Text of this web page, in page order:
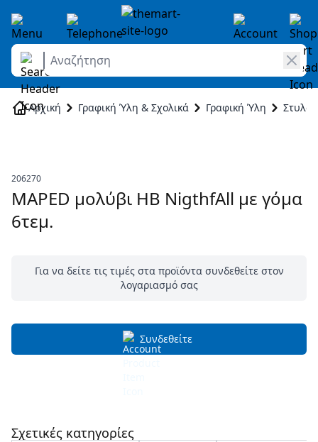
Skip to Content
Αναζήτηση
Αρχική Γραφική Ύλη & Σχολικά Γραφική Ύλη Στυλό
206270
MAPED μολύβι HB NigthfAll με γόμα
6τεμ.
Για να δείτε τις τιμές στα προϊόντα συνδεθείτε στον
λογαριασμό σας
Συνδεθείτε
Σχετικές κατηγορίες